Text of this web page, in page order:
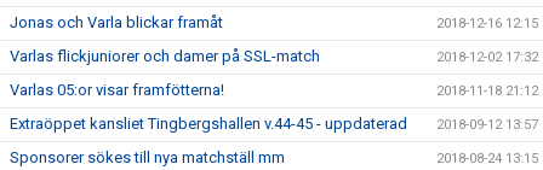
Jonas och Varla blickar framåt 2018-12-16 12:15
Varlas flickjuniorer och damer på SSL-match 2018-12-02 17:32
Varlas 05:or visar framfötterna! 2018-11-18 21:12
Extraöppet kansliet Tingbergshallen v.44-45 - uppdaterad 2018-09-12 13:57
Sponsorer sökes till nya matchställ mm 2018-08-24 13:15